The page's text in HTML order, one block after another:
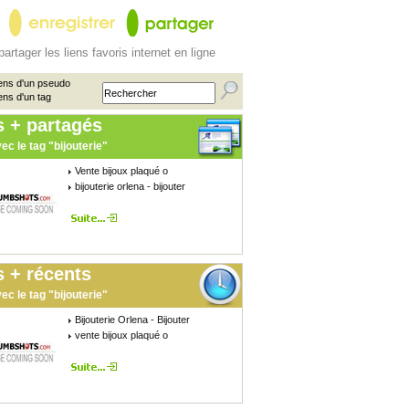
les liens favoris internet en ligne
d'un pseudo
d'un tag
+ partagés
le tag "bijouterie"
Vente bijoux plaqué o
bijouterie orlena - bijouter
+ récents
le tag "bijouterie"
Bijouterie Orlena - Bijouter
vente bijoux plaqué o